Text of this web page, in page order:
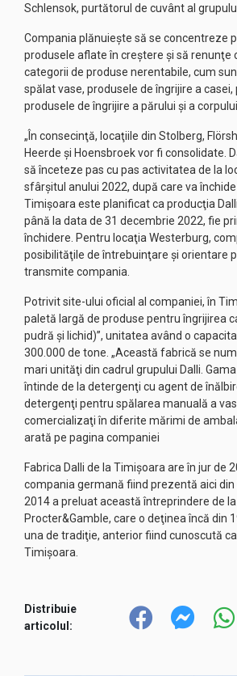
Schlensok, purtătorul de cuvânt al
Compania plănuieşte să se concentreze
produsele aflate în creştere şi să renunţe
categorii de produse nerentabile, cum
spălat vase, produsele de îngrijire a casei,
produsele de îngrijire a părului şi a corpului.
„În consecinţă, locaţiile din Stolberg,
Heerde şi Hoensbroek vor fi consolidate.
să înceteze pas cu pas activitatea de la
sfârşitul anului 2022, după care va
Timişoara este planificat ca producţia
până la data de 31 decembrie 2022, fie
închidere. Pentru locaţia Westerburg,
posibilităţile de întrebuinţare şi orientare
transmite compania.
Potrivit site-ului oficial al companiei, în
paletă largă de produse pentru îngrijirea
pudră şi lichid)”, unitatea având o
300.000 de tone. „Această fabrică se
mari unităţi din cadrul grupului Dalli.
întinde de la detergenţi cu agent de
detergenţi pentru spălarea manuală a
comercializaţi în diferite mărimi de
arată pe pagina companiei
Fabrica Dalli de la Timişoara are în jur de
compania germană fiind prezentă aici din
2014 a preluat această întreprindere de la
Procter&Gamble, care o deţinea încă din
una de tradiţie, anterior fiind cunoscută
Timişoara.
Distribuie
articolul: